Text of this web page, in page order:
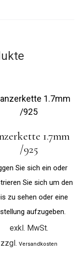
1.7mm
/925
Sie sich ein oder
Sie sich um den
zu sehen oder eine
aufzugeben.
exkl. MwSt.
zzgl. Versandkosten